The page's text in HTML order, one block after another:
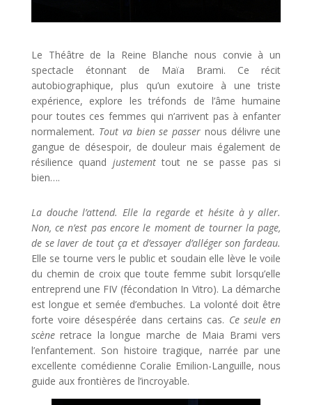
Le Théâtre de la Reine Blanche nous convie à un
spectacle étonnant de Maïa Brami. Ce récit
autobiographique, plus qu’un exutoire à une triste
expérience, explore les tréfonds de l’âme humaine
pour toutes ces femmes qui n’arrivent pas à enfanter
normalement. Tout va bien se passer nous délivre une
gangue de désespoir, de douleur mais également de
résilience quand justementtout ne se passe pas si
bien….
La douche l’attend. Elle la regarde et hésite à y aller.
Non, ce n’est pas encore le moment de tourner la page,
de se laver de tout ça et d’essayer d’alléger son fardeau.
Elle se tourne vers le public et soudain elle lève le voile
du chemin de croix que toute femme subit lorsqu’elle
entreprend une FIV (fécondation In Vitro). La démarche
est longue et semée d’embuches. La volonté doit être
forte voire désespérée dans certains cas. Ce seule en
scèneretrace la longue marche de Maia Brami vers
l’enfantement. Son histoire tragique, narrée par une
excellente comédienne Coralie Emilion-Languille, nous
guide aux frontières de l’incroyable.